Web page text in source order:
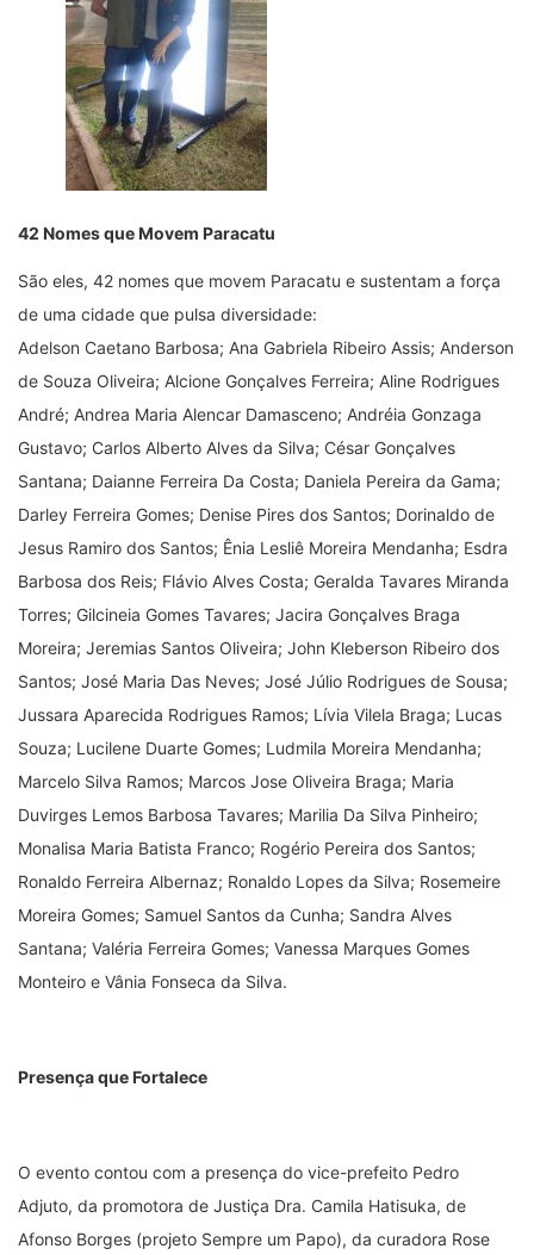
42 Nomes que Movem Paracatu
São eles, 42 nomes que movem Paracatu e sustentam a força
de uma cidade que pulsa diversidade:
Adelson Caetano Barbosa; Ana Gabriela Ribeiro Assis; Anderson
de Souza Oliveira; Alcione Gonçalves Ferreira; Aline Rodrigues
André; Andrea Maria Alencar Damasceno; Andréia Gonzaga
Gustavo; Carlos Alberto Alves da Silva; César Gonçalves
Santana; Daianne Ferreira Da Costa; Daniela Pereira da Gama;
Darley Ferreira Gomes; Denise Pires dos Santos; Dorinaldo de
Jesus Ramiro dos Santos; Ênia Lesliê Moreira Mendanha; Esdra
Barbosa dos Reis; Flávio Alves Costa; Geralda Tavares Miranda
Torres; Gilcineia Gomes Tavares; Jacira Gonçalves Braga
Moreira; Jeremias Santos Oliveira; John Kleberson Ribeiro dos
Santos; José Maria Das Neves; José Júlio Rodrigues de Sousa;
Jussara Aparecida Rodrigues Ramos; Lívia Vilela Braga; Lucas
Souza; Lucilene Duarte Gomes; Ludmila Moreira Mendanha;
Marcelo Silva Ramos; Marcos Jose Oliveira Braga; Maria
Duvirges Lemos Barbosa Tavares; Marilia Da Silva Pinheiro;
Monalisa Maria Batista Franco; Rogério Pereira dos Santos;
Ronaldo Ferreira Albernaz; Ronaldo Lopes da Silva; Rosemeire
Moreira Gomes; Samuel Santos da Cunha; Sandra Alves
Santana; Valéria Ferreira Gomes; Vanessa Marques Gomes
Monteiro e Vânia Fonseca da Silva.
Presença que Fortalece
O evento contou com a presença do vice-prefeito Pedro
Adjuto, da promotora de Justiça Dra. Camila Hatisuka, de
Afonso Borges (projeto Sempre um Papo), da curadora Rose